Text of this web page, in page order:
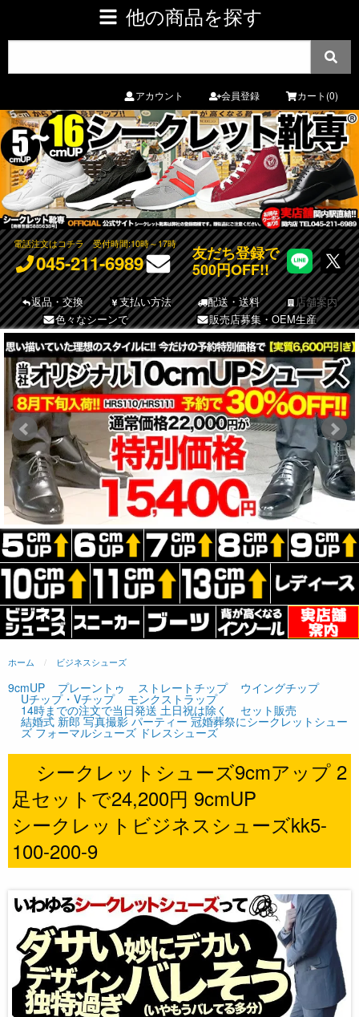
アカウント 会員登録 カート(0)
電話注文はコチラ受付時間:10時～17時
045-211-6989
友だち登録で
500円OFF!!
返品・交換 支払い方法 配送・送料
店舗案内
色々なシーンで
販売店募集・OEM生産
他の商品を探す
ホーム ビジネスシューズ
9cmUP プレーントゥ ストレートチップ ウイングチップ
Uチップ・Vチップ モンクストラップ
14時までの注文で当日発送 土日祝は除く セット販売
結婚式 新郎 写真撮影 パーティー 冠婚葬祭にシークレットシュー
ズ フォーマルシューズ ドレスシューズ
シークレットシューズ9cmアップ 2
足セットで24,200円 9cmUP
シークレットビジネスシューズkk5-
100-200-9